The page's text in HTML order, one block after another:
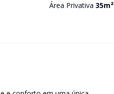
Área Privativa 35m²